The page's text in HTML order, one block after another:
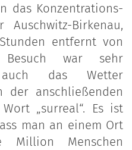
das Konzentrations-
Auschwitz-Birkenau,
entfernt von
war sehr
das Wetter
der anschließenden
„surreal“. Es ist
man an einem Ort
Menschen